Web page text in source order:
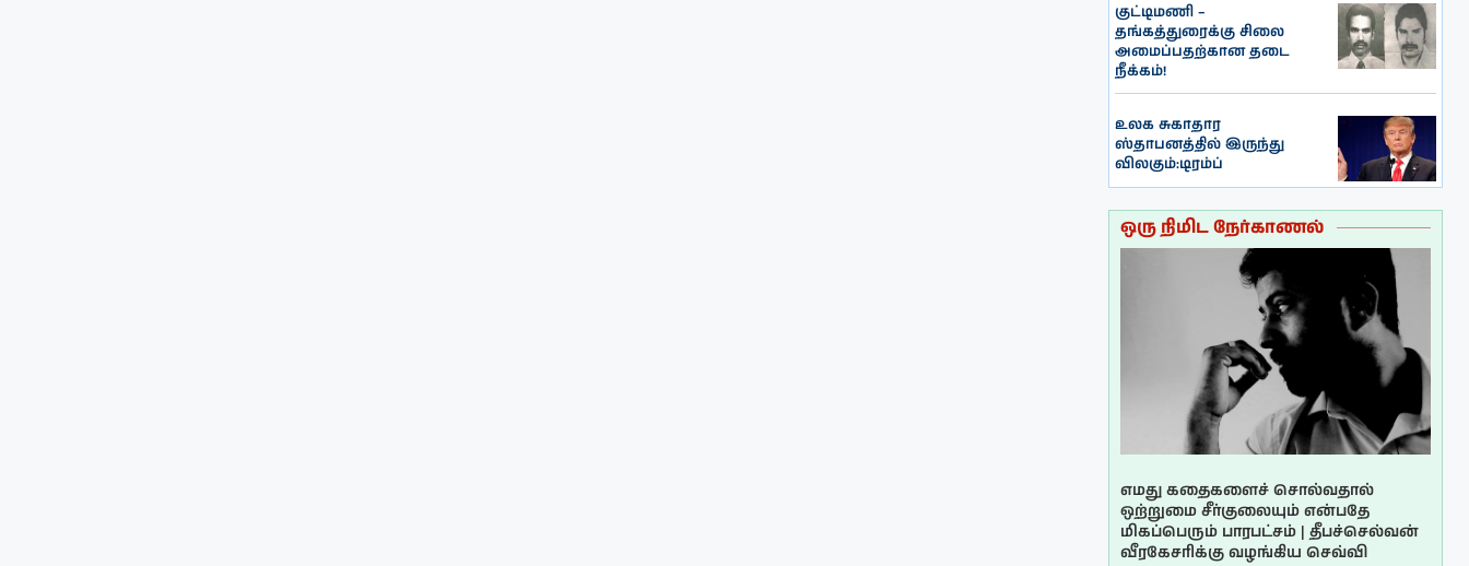
குட்டிமணி –
தங்கத்துரைக்கு சிலை
அமைப்பதற்கான தடை
நீக்கம்!
உலக சுகாதார
ஸ்தாபனத்தில் இருந்து
விலகும்:டிரம்ப்
ஒரு நிமிட நேர்காணல்
எமது கதைகளைச் சொல்வதால்
ஒற்றுமை சீர்குலையும் என்பதே
மிகப்பெரும் பாரபட்சம் | தீபச்செல்வன்
வீரகேசரிக்கு வழங்கிய செவ்வி